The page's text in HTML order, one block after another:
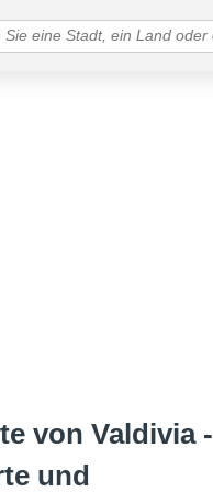
von Valdivia -
und